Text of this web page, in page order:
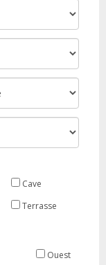
Cave
Terrasse
Ouest